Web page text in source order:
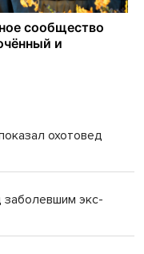
охотовед
заболевшим экс-